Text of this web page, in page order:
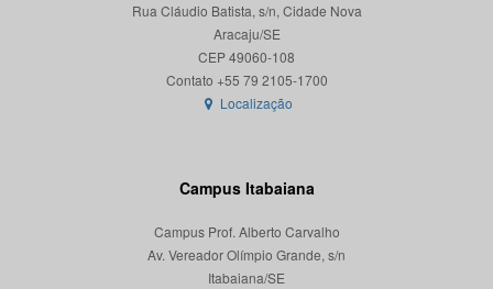
Rua Cláudio Batista, s/n, Cidade Nova
Aracaju/SE
CEP 49060-108
Localização
Campus Itabaiana
Campus Prof. Alberto Carvalho
Av. Vereador Olímpio Grande, s/n
Itabaiana/SE